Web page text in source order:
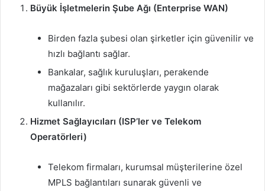
Büyük İşletmelerin Şube Ağı (Enterprise WAN)
Birden fazla şubesi olan şirketler için güvenilir ve
hızlı bağlantı sağlar.
Bankalar, sağlık kuruluşları, perakende
mağazaları gibi sektörlerde yaygın olarak
kullanılır.
Hizmet Sağlayıcıları (ISP’ler ve Telekom
Operatörleri)
Telekom firmaları, kurumsal müşterilerine özel
MPLS bağlantıları sunarak güvenli ve